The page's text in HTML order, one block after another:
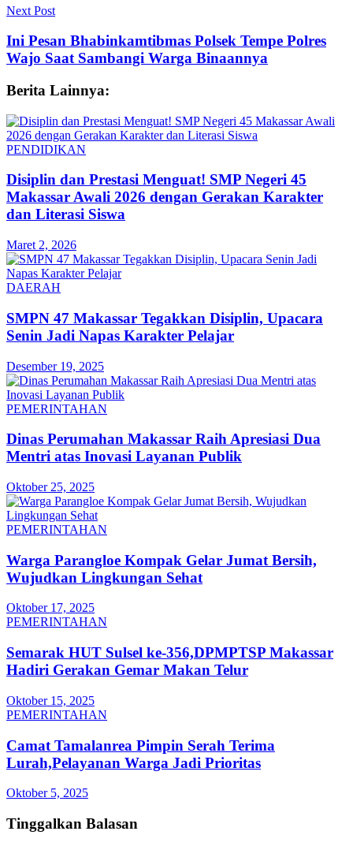
Next Post
Ini Pesan Bhabinkamtibmas Polsek Tempe Polres
Wajo Saat Sambangi Warga Binaannya
Berita Lainnya:
PENDIDIKAN
Disiplin dan Prestasi Menguat! SMP Negeri 45
Makassar Awali 2026 dengan Gerakan Karakter
dan Literasi Siswa
Maret 2, 2026
DAERAH
SMPN 47 Makassar Tegakkan Disiplin, Upacara
Senin Jadi Napas Karakter Pelajar
Desember 19, 2025
PEMERINTAHAN
Dinas Perumahan Makassar Raih Apresiasi Dua
Mentri atas Inovasi Layanan Publik
Oktober 25, 2025
PEMERINTAHAN
Warga Parangloe Kompak Gelar Jumat Bersih,
Wujudkan Lingkungan Sehat
Oktober 17, 2025
PEMERINTAHAN
Semarak HUT Sulsel ke-356,DPMPTSP Makassar
Hadiri Gerakan Gemar Makan Telur
Oktober 15, 2025
PEMERINTAHAN
Camat Tamalanrea Pimpin Serah Terima
Lurah,Pelayanan Warga Jadi Prioritas
Oktober 5, 2025
Tinggalkan Balasan